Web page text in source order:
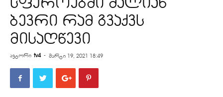
ბევრი რამ გვაქვს
მისაღწევი
ავტორი tv4 - მარტი 19, 2021 18:49